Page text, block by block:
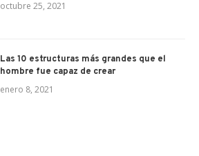
octubre 25, 2021
Las 10 estructuras más grandes que el
hombre fue capaz de crear
enero 8, 2021